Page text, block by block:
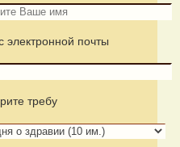
электронной почты
требу